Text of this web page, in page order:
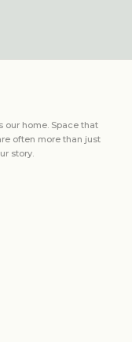
our home. Space that
often more than just
story.